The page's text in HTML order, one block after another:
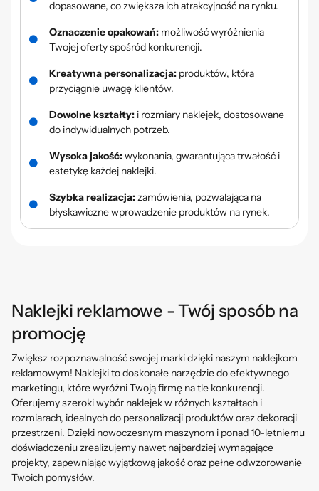
dopasowane, co zwiększa ich atrakcyjność na rynku.
Oznaczenie opakowań: możliwość wyróżnienia
Twojej oferty spośród konkurencji.
Kreatywna personalizacja: produktów, która
przyciągnie uwagę klientów.
Dowolne kształty: i rozmiary naklejek, dostosowane
do indywidualnych potrzeb.
Wysoka jakość:wykonania, gwarantująca trwałość i
estetykę każdej naklejki.
Szybka realizacja:zamówienia, pozwalająca na
błyskawiczne wprowadzenie produktów na rynek.
Naklejki reklamowe - Twój sposób na
promocję
Zwiększ rozpoznawalność swojej marki dzięki naszym naklejkom
reklamowym! Naklejki to doskonałe narzędzie do efektywnego
marketingu, które wyróżni Twoją firmę na tle konkurencji.
Oferujemy szeroki wybór naklejek w różnych kształtach i
rozmiarach, idealnych do personalizacji produktów oraz dekoracji
przestrzeni. Dzięki nowoczesnym maszynom i ponad 10-letniemu
doświadczeniu zrealizujemy nawet najbardziej wymagające
projekty, zapewniając wyjątkową jakość oraz pełne odwzorowanie
Twoich pomysłów.